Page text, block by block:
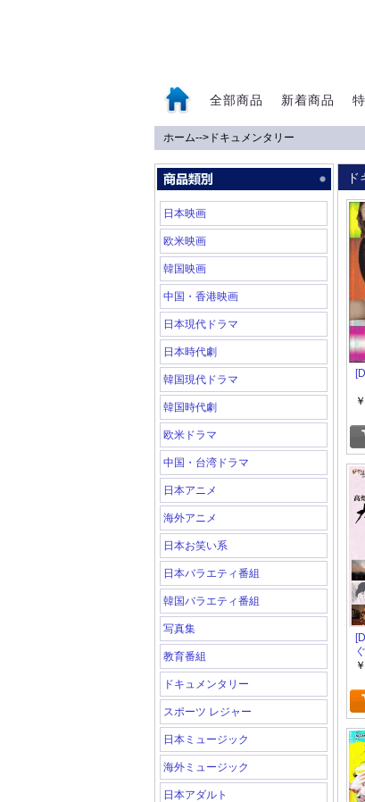
全部商品 新着商品
ホーム--> ドキュメンタリー
日本映画
欧米映画
韓国映画
中国・香港映画
日本現代ドラマ
日本時代劇
韓国現代ドラマ
韓国時代劇
欧米ドラマ
中国・台湾ドラマ
日本アニメ
海外アニメ
日本お笑い系
日本バラエティ番組
韓国バラエティ番組
写真集
教育番組
ドキュメンタリー
スポーツ レジャー
日本ミュージック
海外ミュージック
日本アダルト
~
0